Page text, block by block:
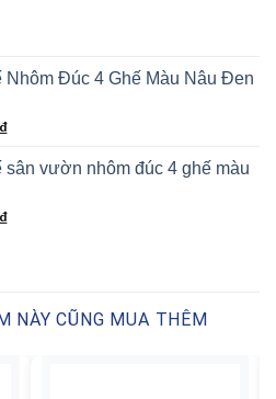
Nhôm Đúc 4 Ghế Màu Nâu Đen
₫
sân vườn nhôm đúc 4 ghế màu
₫
NÀY CŨNG MUA THÊM